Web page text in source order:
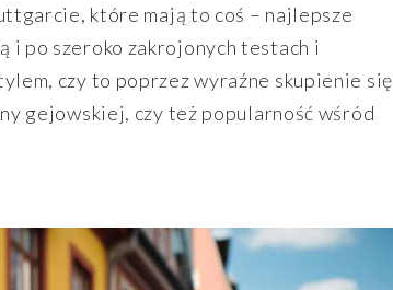
które mają to coś – najlepsze
i po szeroko zakrojonych testach i
czy to poprzez wyraźne skupienie się
gejowskiej, czy też popularność wśród